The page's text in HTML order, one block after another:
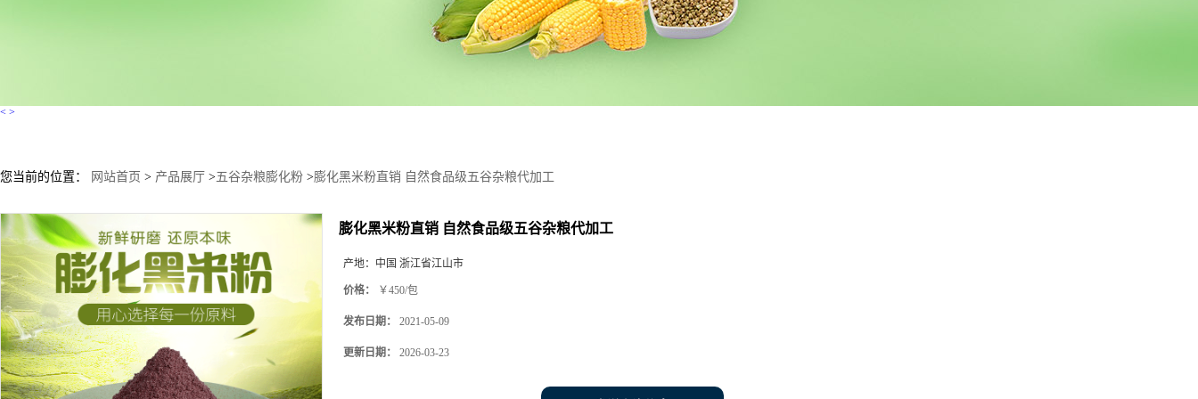
< >
您当前的位置： 网站首页 > 产品展厅 >五谷杂粮膨化粉 >膨化黑米粉直销 自然食品级五谷杂粮代加工
膨化黑米粉直销 自然食品级五谷杂粮代加工
产地： 中国 浙江省江山市
价格： ￥450/包
发布日期： 2021-05-09
更新日期： 2026-03-23